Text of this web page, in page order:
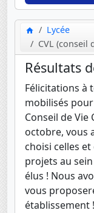
Lycée
CVL (conseil
Résultats
Félicitations à
mobilisés
Conseil de Vie
octobre, vous
choisi celles
projets au
élus ! Nous
vous
établissement !